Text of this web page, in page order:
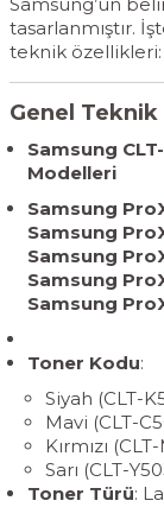
tasarlanmıştır.
teknik özellikleri:
Genel
Samsung
Modelleri
Samsung
Samsung
Samsung
Samsung
Samsung
Toner Kodu:
Siyah (CLT-
Mavi (CLT-
Kırmızı
Sarı (CLT-
Toner Türü: